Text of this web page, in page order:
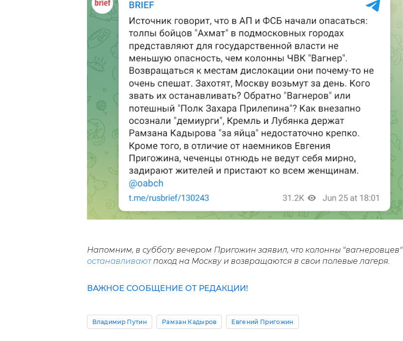
Напомним, в субботу вечером Пригожин заявил, что колонны "вагнеровцев"
останавливаютпоход на Москву и возвращаются в свои полевые лагеря.
ВАЖНОЕ СООБЩЕНИЕ ОТ РЕДАКЦИИ!
Владимир Путин Рамзан Кадыров Евгений Пригожин